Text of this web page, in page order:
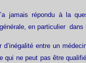
jamais répondu à la
en particulier
entre un
qui ne peut pas être